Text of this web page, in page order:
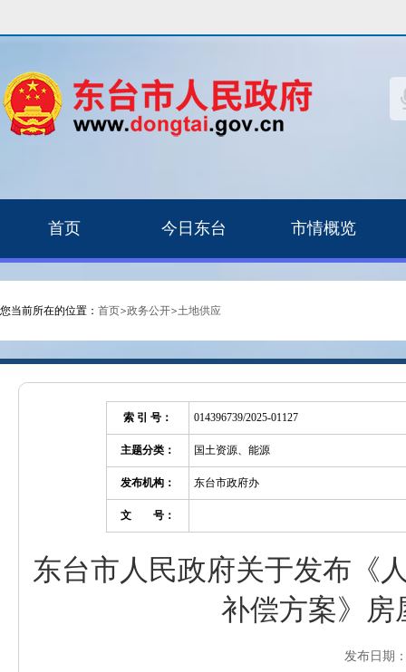
首页 今日东台 市情概览
您当前所在的位置： 首页>政务公开>土地供应
索 引 号： 014396739/2025-01127
主题分类： 国土资源、能源
发布机构： 东台市政府办
文 号：
东台市人民政府关于发布《
补偿方案》房
发布日期